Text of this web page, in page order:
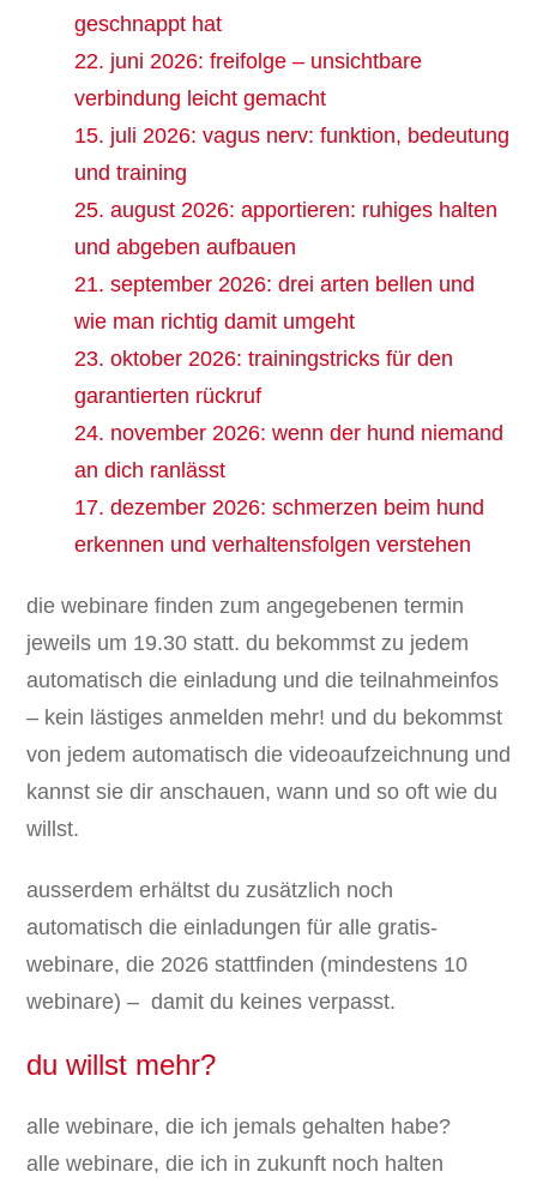
geschnappt hat
22. juni 2026: freifolge – unsichtbare
verbindung leicht gemacht
15. juli 2026: vagus nerv: funktion, bedeutung
und training
25. august 2026: apportieren: ruhiges halten
und abgeben aufbauen
21. september 2026: drei arten bellen und
wie man richtig damit umgeht
23. oktober 2026: trainingstricks für den
garantierten rückruf
24. november 2026: wenn der hund niemand
an dich ranlässt
17. dezember 2026: schmerzen beim hund
erkennen und verhaltensfolgen verstehen
die webinare finden zum angegebenen termin
jeweils um 19.30 statt. du bekommst zu jedem
automatisch die einladung und die teilnahmeinfos
– kein lästiges anmelden mehr! und du bekommst
von jedem automatisch die videoaufzeichnung und
kannst sie dir anschauen, wann und so oft wie du
willst.
ausserdem erhältst du zusätzlich noch
automatisch die einladungen für alle gratis-
webinare, die 2026 stattfinden (mindestens 10
webinare) – damit du keines verpasst.
du willst mehr?
alle webinare, die ich jemals gehalten habe?
alle webinare, die ich in zukunft noch halten